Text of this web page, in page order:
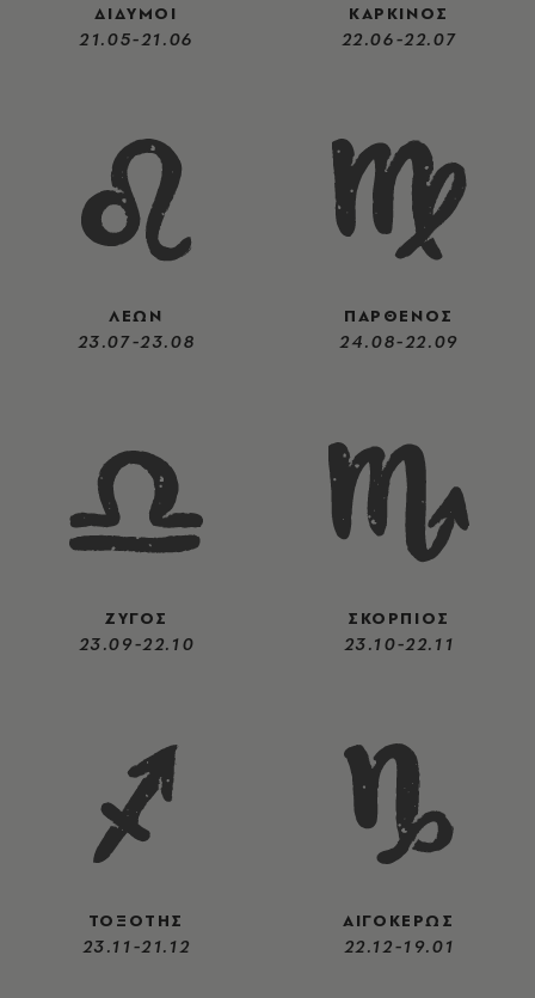
ΔΙΔΥΜΟΙ
21.05-21.06
ΚΑΡΚΙΝΟΣ
22.06-22.07
ΛΕΩΝ
23.07-23.08
ΠΑΡΘΕΝΟΣ
24.08-22.09
ΖΥΓΟΣ
23.09-22.10
ΣΚΟΡΠΙΟΣ
23.10-22.11
ΤΟΞΟΤΗΣ
23.11-21.12
ΑΙΓΟΚΕΡΩΣ
22.12-19.01